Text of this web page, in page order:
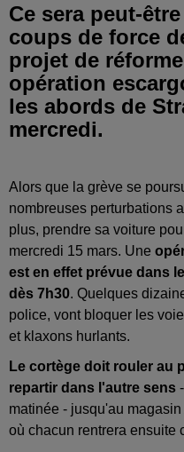
Ce sera peut-
coups de force
projet de
opération
les abords de
mercredi.
Alors que la grève se
nombreuses perturbations
plus, prendre sa voiture
mercredi 15 mars. Une
est en effet prévue dans
dès 7h30. Quelques
police, vont bloquer les
et klaxons hurlants.
Le cortège doit rouler au
repartir dans l'autre sens
matinée - jusqu'au
où chacun rentrera ensuite